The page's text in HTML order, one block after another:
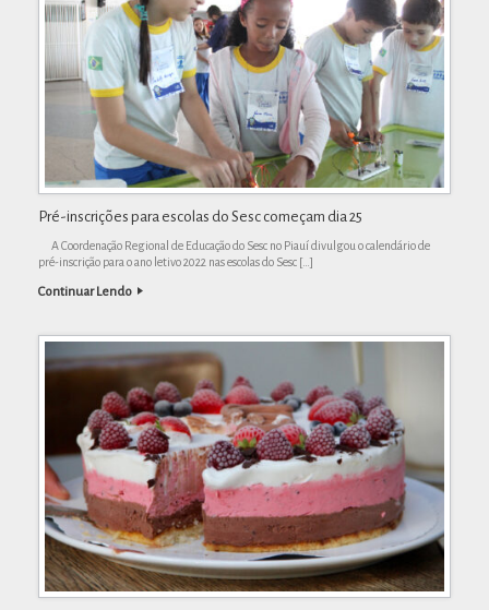
Pré-inscrições para escolas do Sesc começam dia 25
A Coordenação Regional de Educação do Sesc no Piauí divulgou o calendário de
pré-inscrição para o ano letivo 2022 nas escolas do Sesc […]
Continuar Lendo